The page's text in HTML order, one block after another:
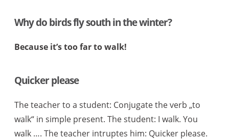
Why do birds fly south in the winter?
Because it’s too far to walk!
Quicker please
The teacher to a student: Conjugate the verb „to
walk“ in simple present. The student: I walk. You
walk …. The teacher intruptes him: Quicker please.